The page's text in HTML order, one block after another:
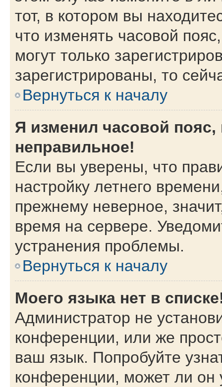
тот, в котором вы
что изменять часовой
могут только
зарегистрированы, то
Вернуться к началу
Я изменил часовой
неправильное!
Если вы уверены, что
настройку летнего
прежнему неверное,
время на сервере.
устранения проблемы.
Вернуться к началу
Моего языка нет в
Администратор не
конференции, или же
ваш язык. Попробуйте
конференции, может ли он